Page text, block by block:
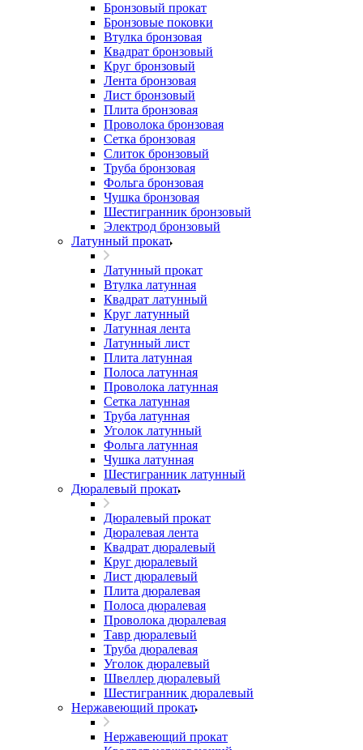
Бронзовый прокат
Бронзовые поковки
Втулка бронзовая
Квадрат бронзовый
Круг бронзовый
Лента бронзовая
Лист бронзовый
Плита бронзовая
Проволока бронзовая
Сетка бронзовая
Слиток бронзовый
Труба бронзовая
Фольга бронзовая
Чушка бронзовая
Шестигранник бронзовый
Электрод бронзовый
Латунный прокат
Латунный прокат
Втулка латунная
Квадрат латунный
Круг латунный
Латунная лента
Латунный лист
Плита латунная
Полоса латунная
Проволока латунная
Сетка латунная
Труба латунная
Уголок латунный
Фольга латунная
Чушка латунная
Шестигранник латунный
Дюралевый прокат
Дюралевый прокат
Дюралевая лента
Квадрат дюралевый
Круг дюралевый
Лист дюралевый
Плита дюралевая
Полоса дюралевая
Проволока дюралевая
Тавр дюралевый
Труба дюралевая
Уголок дюралевый
Швеллер дюралевый
Шестигранник дюралевый
Нержавеющий прокат
Нержавеющий прокат